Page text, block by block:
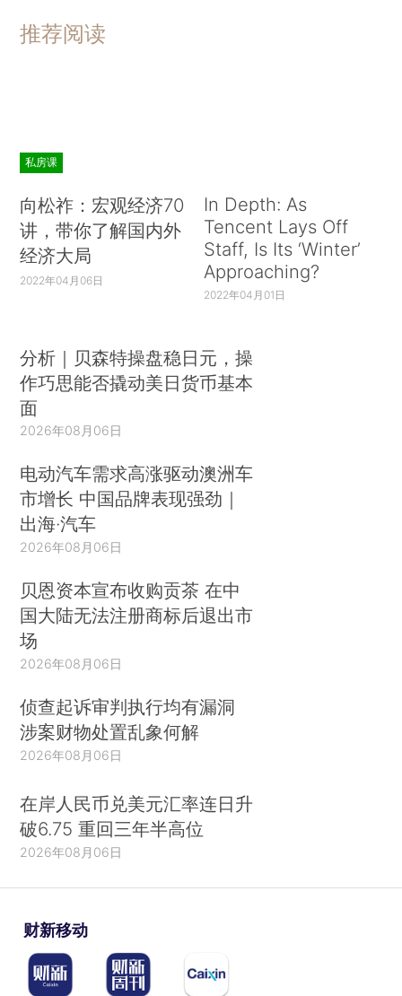
推荐阅读
私房课
向松祚：宏观经济70
讲，带你了解国内外
经济大局
2022年04月06日
In Depth: As
Tencent Lays Off
Staff, Is Its ‘Winter’
Approaching?
2022年04月01日
分析｜贝森特操盘稳日元，操
作巧思能否撬动美日货币基本
面
2026年08月06日
电动汽车需求高涨驱动澳洲车
市增长 中国品牌表现强劲｜
出海·汽车
2026年08月06日
贝恩资本宣布收购贡茶 在中
国大陆无法注册商标后退出市
场
2026年08月06日
侦查起诉审判执行均有漏洞
涉案财物处置乱象何解
2026年08月06日
在岸人民币兑美元汇率连日升
破6.75 重回三年半高位
2026年08月06日
财新移动